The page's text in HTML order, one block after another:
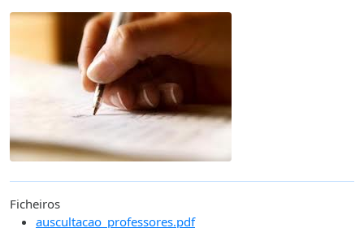
Ficheiros
auscultacao_professores.pdf